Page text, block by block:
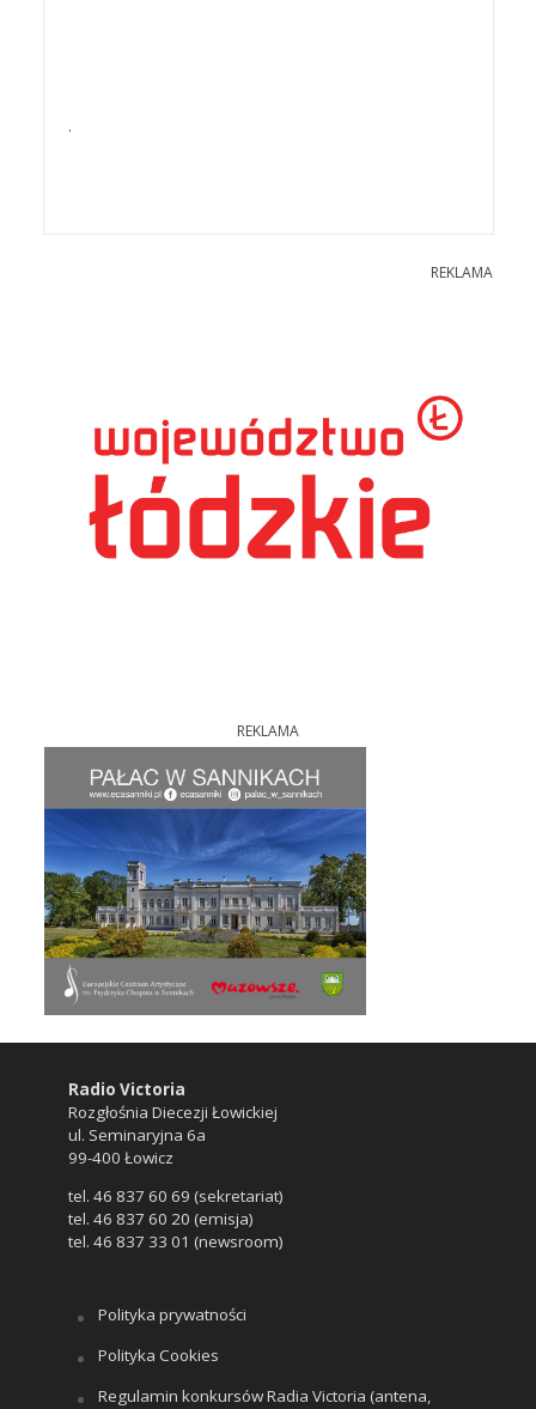
.
REKLAMA
REKLAMA
Radio Victoria
Rozgłośnia Diecezji Łowickiej
ul. Seminaryjna 6a
99-400 Łowicz
tel. 46 837 60 69 (sekretariat)
tel. 46 837 60 20 (emisja)
tel. 46 837 33 01 (newsroom)
Polityka prywatności
Polityka Cookies
Regulamin konkursów Radia Victoria (antena,